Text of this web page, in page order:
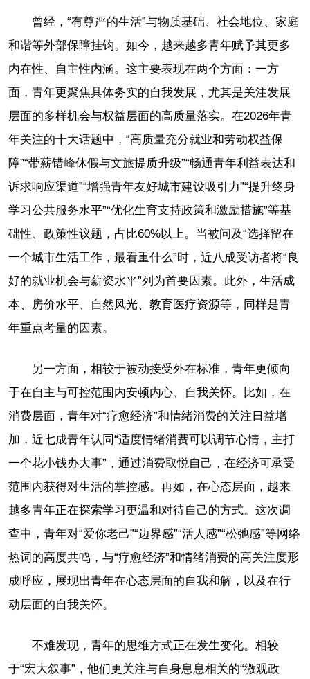
曾经，“有尊严的生活”与物质基础、社会地位、家庭
和谐等外部保障挂钩。如今，越来越多青年赋予其更多
内在性、自主性内涵。这主要表现在两个方面：一方
面，青年更聚焦具体务实的自我发展，尤其是关注发展
层面的多样机会与权益层面的高质量落实。在2026年青
年关注的十大话题中，“高质量充分就业和劳动权益保
障”“带薪错峰休假与文旅提质升级”“畅通青年利益表达和
诉求响应渠道”“增强青年友好城市建设吸引力”“提升终身
学习公共服务水平”“优化生育支持政策和激励措施”等基
础性、政策性议题，占比60%以上。当被问及“选择留在
一个城市生活工作，最看重什么”时，近八成受访者将“良
好的就业机会与薪资水平”列为首要因素。此外，生活成
本、房价水平、自然风光、教育医疗资源等，同样是青
年重点考量的因素。
另一方面，相较于被动接受外在标准，青年更倾向
于在自主与可控范围内安顿内心、自我关怀。比如，在
消费层面，青年对“疗愈经济”和情绪消费的关注日益增
加，近七成青年认同“适度情绪消费可以调节心情，主打
一个花小钱办大事”，通过消费取悦自己，在经济可承受
范围内获得对生活的掌控感。再如，在心态层面，越来
越多青年正在探索学习更温和对待自己的方式。这次调
查中，青年对“爱你老己”“边界感”“活人感”“松弛感”等网络
热词的高度共鸣，与“疗愈经济”和情绪消费的高关注度形
成呼应，展现出青年在心态层面的自我和解，以及在行
动层面的自我关怀。
不难发现，青年的思维方式正在发生变化。相较
于“宏大叙事”，他们更关注与自身息息相关的“微观政